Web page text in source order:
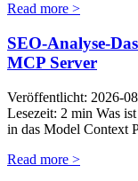
Read more >
SEO-Analyse-
MCP Server
Veröffentlicht: 2026-
Lesezeit: 2 min Was
in das Model Context
Read more >